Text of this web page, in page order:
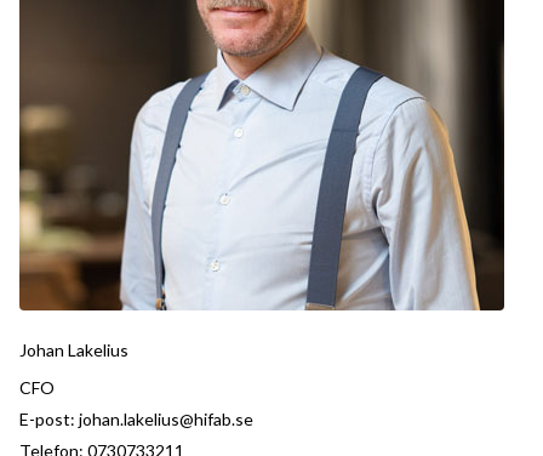
Johan Lakelius
CFO
E-post: johan.lakelius@hifab.se
Telefon: 0730733211